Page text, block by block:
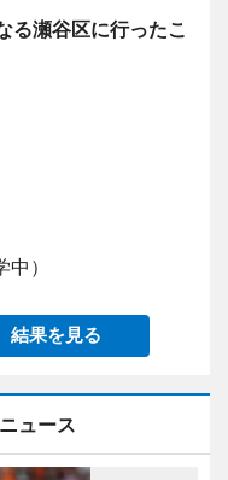
る瀬谷区に行ったこ
）
結果を見る
ュース